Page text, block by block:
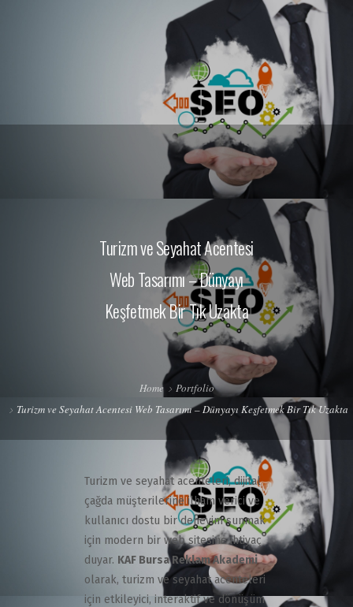
info@bursareklamakademi.com
DIJITAL PAZARLAMA HIZMETLERI
BASKI VE PROMOSYON ÜRÜNLERI
DIJITAL MESLEKI EĞITIMLER
Turizm ve Seyahat Acentesi
Web Tasarımı – Dünyayı
Keşfetmek Bir Tık Uzakta
Home
Portfolio
Turizm ve Seyahat Acentesi Web Tasarımı – Dünyayı Keşfetmek Bir Tık Uzakta
Turizm ve seyahat acenteleri, dijital
çağda müşterilerine ilham verici ve
kullanıcı dostu bir deneyim sunmak
için modern bir web sitesine ihtiyaç
duyar. KAF Bursa Reklam Akademi
olarak, turizm ve seyahat acenteleri
için etkileyici, interaktif ve dönüşüm